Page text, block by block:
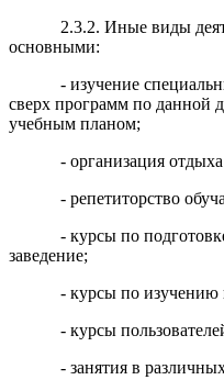
2.3.2. Иные виды
основными:
- изучение
сверх программ по данной
учебным планом;
- организация
- репетиторство
- курсы по
заведение;
- курсы по изучению
- курсы
- занятия в